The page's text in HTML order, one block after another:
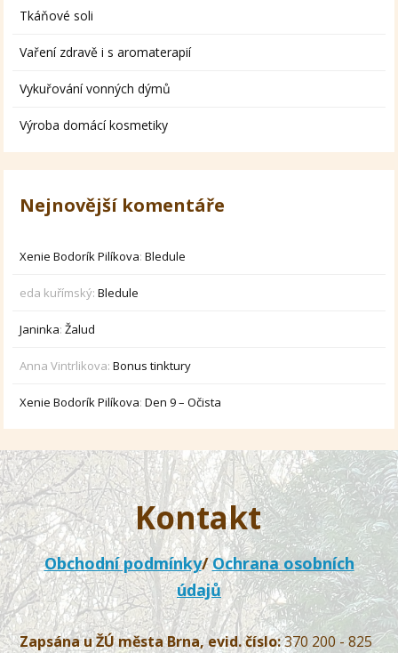
Tkáňové soli
Vaření zdravě i s aromaterapií
Vykuřování vonných dýmů
Výroba domácí kosmetiky
Nejnovější komentáře
Xenie Bodorík Pilíkova:Bledule
eda kuřímský:Bledule
Janinka:Žalud
Anna Vintrlikova:Bonus tinktury
Xenie Bodorík Pilíkova:Den 9 – Očista
Kontakt
Obchodní podmínky/Ochrana osobních
údajů
Zapsána u ŽÚ města Brna, evid. číslo:370 200 - 825